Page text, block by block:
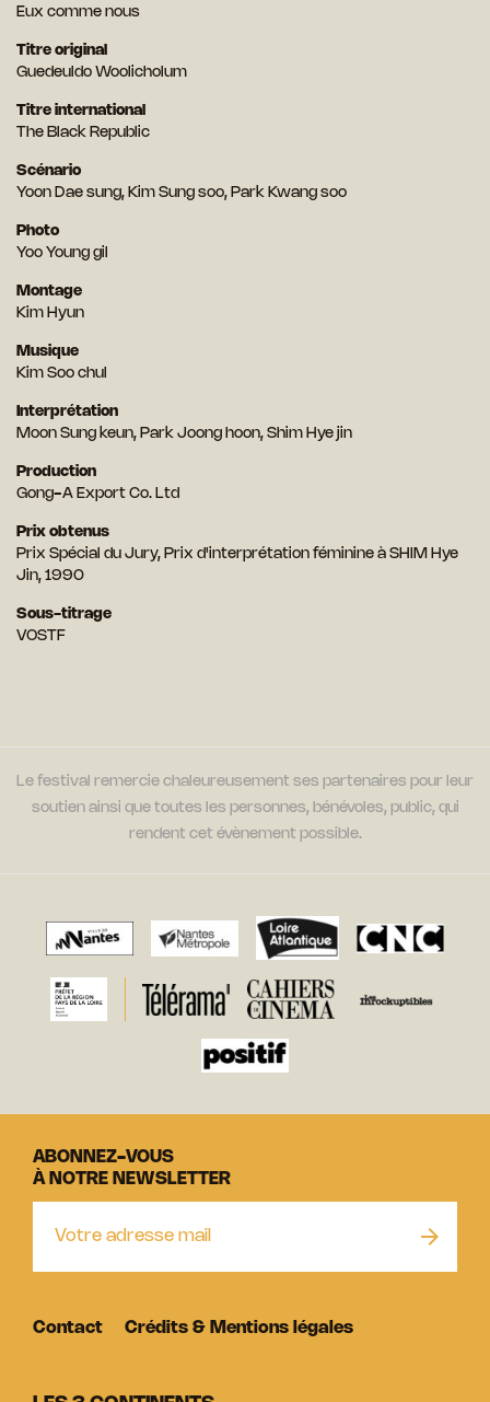
Eux comme nous
Titre original
Guedeuldo Woolicholum
Titre international
The Black Republic
Scénario
Yoon Dae sung, Kim Sung soo, Park Kwang soo
Photo
Yoo Young gil
Montage
Kim Hyun
Musique
Kim Soo chul
Interprétation
Moon Sung keun, Park Joong hoon, Shim Hye jin
Production
Gong-A Export Co. Ltd
Prix obtenus
Prix Spécial du Jury, Prix d'interprétation féminine à SHIM Hye
Jin, 1990
Sous-titrage
VOSTF
Le festival remercie chaleureusement ses partenaires pour leur
soutien ainsi que toutes les personnes, bénévoles, public, qui
rendent cet évènement possible.
ABONNEZ-VOUS
À NOTRE NEWSLETTER
Contact Crédits & Mentions légales